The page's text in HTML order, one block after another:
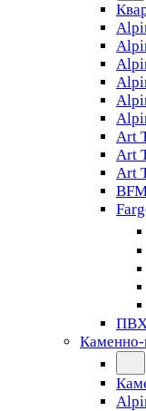
Art
Art
Art
ПВХ
Каменно-